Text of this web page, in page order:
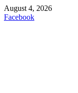
August 4, 2026
Facebook